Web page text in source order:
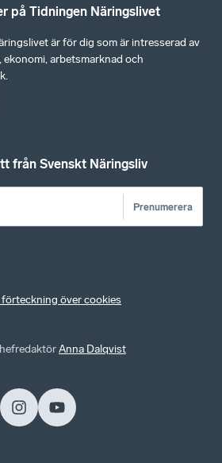
på Tidningen Näringslivet
är för dig som är intresserad av
arbetsmarknad och
från Svenskt Näringsliv
Prenumerera
över cookies
Anna Dalqvist